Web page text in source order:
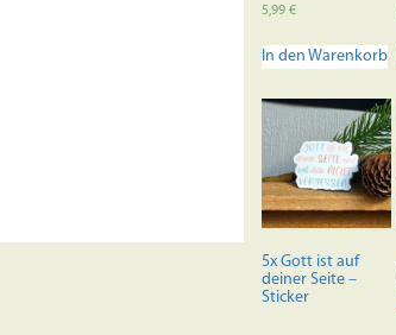
5,99 €
In den Warenkorb
5x Gott ist auf
deiner Seite –
Sticker